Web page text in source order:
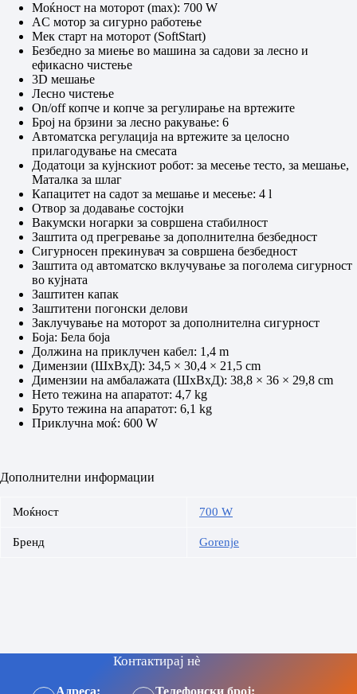
Моќност на моторот (max): 700 W
AC мотор за сигурно работење
Мек старт на моторот (SoftStart)
Безбедно за миење во машина за садови за лесно и
ефикасно чистење
3D мешање
Лесно чистење
On/off копче и копче за регулирање на вртежите
Број на брзини за лесно ракување: 6
Автоматска регулација на вртежите за целосно
прилагодување на смесата
Додатоци за кујнскиот робот: за месење тесто, за мешање,
Маталка за шлаг
Капацитет на садот за мешање и месење: 4 l
Отвор за додавање состојки
Вакумски ногарки за совршена стабилност
Заштита од прегревање за дополнителна безбедност
Сигурносен прекинувач за совршена безбедност
Заштита од автоматско вклучување за поголема сигурност
во кујната
Заштитен капак
Заштитени погонски делови
Заклучување на моторот за дополнителна сигурност
Боја: Бела боја
Должина на приклучен кабел: 1,4 m
Димензии (ШxВxД): 34,5 × 30,4 × 21,5 cm
Димензии на амбалажата (ШxВxД): 38,8 × 36 × 29,8 cm
Нето тежина на апаратот: 4,7 kg
Бруто тежина на апаратот: 6,1 kg
Приклучна моќ: 600 W
Дополнителни информации
Моќност 700 W
Бренд Gorenje
Контактирај нè
Адреса: Телефонски број: